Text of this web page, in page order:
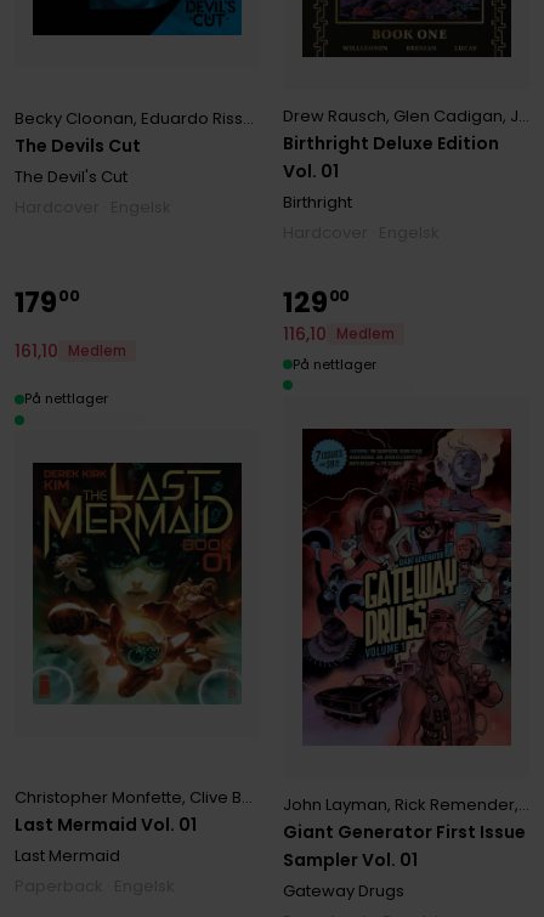
The Devils Cut
Becky Cloonan, Eduardo Risso Elsa Charretier,Francesco
The Devil's Cut
Birthright Deluxe Edition
Vol. 01
Drew Rausch, Glen Cadigan, John R. Fultz
Birthright
Last Mermaid Vol. 01
Christopher Monfette, Clive Barker ,Derek Kirk Kim,Leonardo Manco
Last Mermaid
17900
161,10 Medlem
På nettlager
Giant Generator First Issue
Sampler Vol. 01
John Layman, Rick Remender,
Gateway Drugs
12900
116,10
Medlem
På nettlager